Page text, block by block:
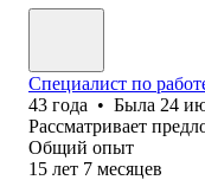
Специалист по
43 года • Была 24
Рассматривает
Общий опыт
15 лет 7 месяцев